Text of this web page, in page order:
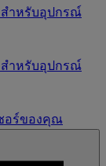
สำหรับอุปกรณ์
สำหรับอุปกรณ์
อร์ของคุณ